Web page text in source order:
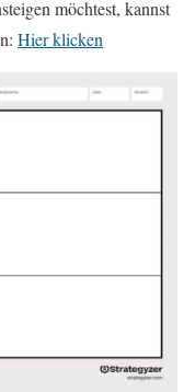
möchtest, kannst
Hier klicken